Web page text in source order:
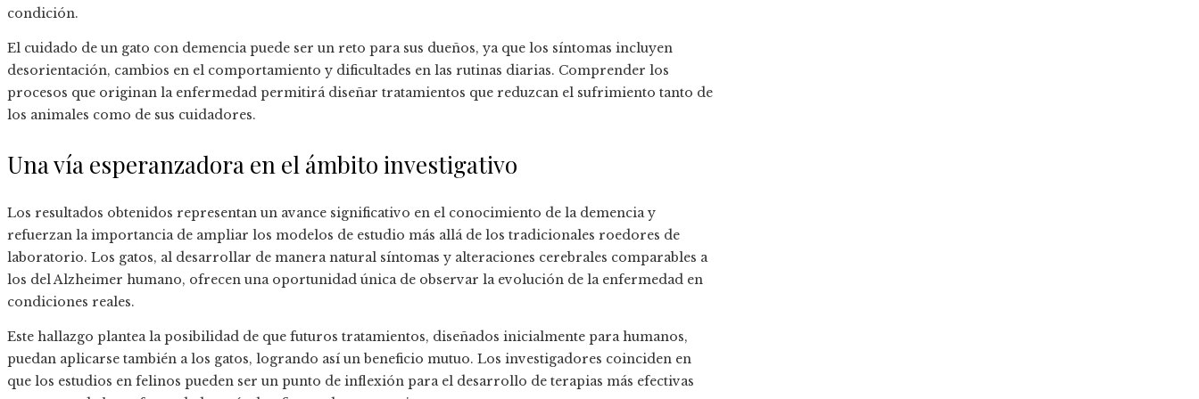
condición.
El cuidado de un gato con demencia puede ser un reto para sus dueños, ya que los síntomas incluyen
desorientación, cambios en el comportamiento y dificultades en las rutinas diarias. Comprender los
procesos que originan la enfermedad permitirá diseñar tratamientos que reduzcan el sufrimiento tanto de
los animales como de sus cuidadores.
Una vía esperanzadora en el ámbito investigativo
Los resultados obtenidos representan un avance significativo en el conocimiento de la demencia y
refuerzan la importancia de ampliar los modelos de estudio más allá de los tradicionales roedores de
laboratorio. Los gatos, al desarrollar de manera natural síntomas y alteraciones cerebrales comparables a
los del Alzheimer humano, ofrecen una oportunidad única de observar la evolución de la enfermedad en
condiciones reales.
Este hallazgo plantea la posibilidad de que futuros tratamientos, diseñados inicialmente para humanos,
puedan aplicarse también a los gatos, logrando así un beneficio mutuo. Los investigadores coinciden en
que los estudios en felinos pueden ser un punto de inflexión para el desarrollo de terapias más efectivas